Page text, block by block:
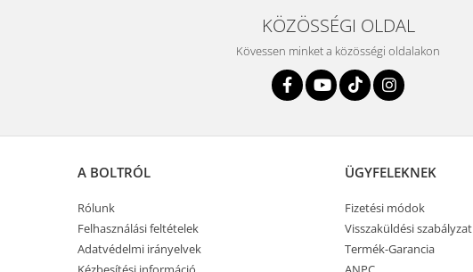
KÖZÖSSÉGI OLDAL
Kövessen minket a közösségi oldalakon
A BOLTRÓL
Rólunk
Felhasználási feltételek
Adatvédelmi irányelvek
ÜGYFELEKNEK
Fizetési módok
Visszaküldési szabályzat
Termék-Garancia